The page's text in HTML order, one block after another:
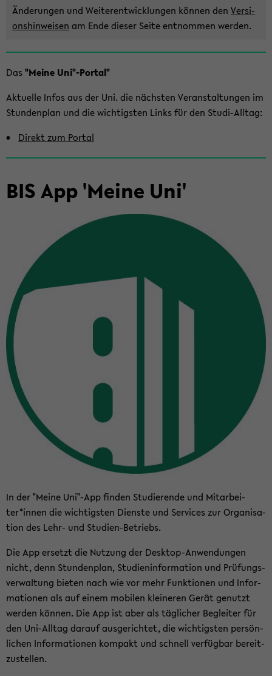
Haupt­
halt
der
Sek­
seln
Das "Meine Uni"-​Portal"
Ak­tu­el­le Infos aus der Uni. die nächs­ten Ver­an­stal­tun­gen im
Stun­den­plan und die wich­tigs­ten Links für den Studi-​Alltag:
Di­rekt zum Por­tal
Än­de­run­gen und Wei­ter­ent­wick­lun­gen kön­nen den Ver­si­
ons­hin­wei­sen am Ende die­ser Seite ent­nom­men wer­den.
BIS App 'Meine Uni'
In der "Meine Uni"-App fin­den Stu­die­ren­de und Mit­ar­bei­
ter*innen die wich­tigs­ten Diens­te und Ser­vices zur Or­ga­ni­sa­
ti­on des Lehr- und Studien-​Betriebs.
Die App er­setzt die Nut­zung der Desktop-​Anwendungen
nicht, denn Stun­den­plan, Stu­di­en­in­for­ma­ti­on und Prü­fungs­
ver­wal­tung bie­ten nach wie vor mehr Funk­tio­nen und In­for­
ma­tio­nen als auf einem mo­bi­len klei­ne­ren Gerät ge­nutzt
wer­den kön­nen. Die App ist aber als täg­li­cher Be­glei­ter für
den Uni-​Alltag dar­auf aus­ge­rich­tet, die wich­tigs­ten per­sön­
li­chen In­for­ma­tio­nen kom­pakt und schnell ver­füg­bar be­reit­
zu­stel­len.